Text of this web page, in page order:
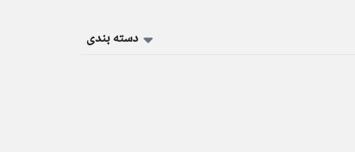
دسته بندی